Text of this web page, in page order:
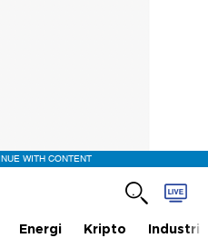
WITH CONTENT
Energi Kripto Industri